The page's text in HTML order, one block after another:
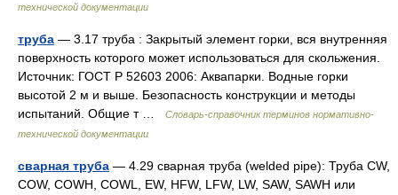
технической документации
труба — 3.17 труба : Закрытый элемент горки, вся внутренняя
поверхность которого может использоваться для скольжения.
Источник: ГОСТ Р 52603 2006: Аквапарки. Водные горки
высотой 2 м и выше. Безопасность конструкции и методы
испытаний. Общие т …
Словарь-справочник терминов нормативно-
технической документации
сварная труба — 4.29 сварная труба (welded pipe): Труба CW,
COW, COWH, COWL, EW, HFW, LFW, LW, SAW, SAWH или